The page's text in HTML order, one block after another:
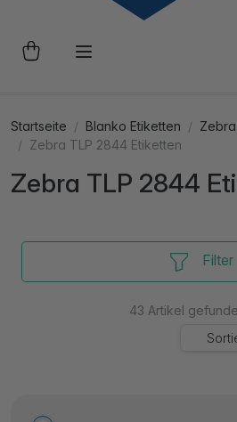
Startseite Blanko Etiketten
Zebra TLP 2844 Etiketten
Zebra TLP 2844
Filter
43 Artikel